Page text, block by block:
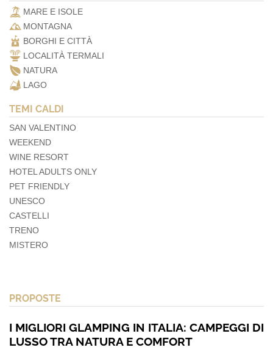
MARE E ISOLE
MONTAGNA
BORGHI E CITTÀ
LOCALITÀ TERMALI
NATURA
LAGO
TEMI CALDI
SAN VALENTINO
WEEKEND
WINE RESORT
HOTEL ADULTS ONLY
PET FRIENDLY
UNESCO
CASTELLI
TRENO
MISTERO
PROPOSTE
I MIGLIORI GLAMPING IN ITALIA: CAMPEGGI DI
LUSSO TRA NATURA E COMFORT